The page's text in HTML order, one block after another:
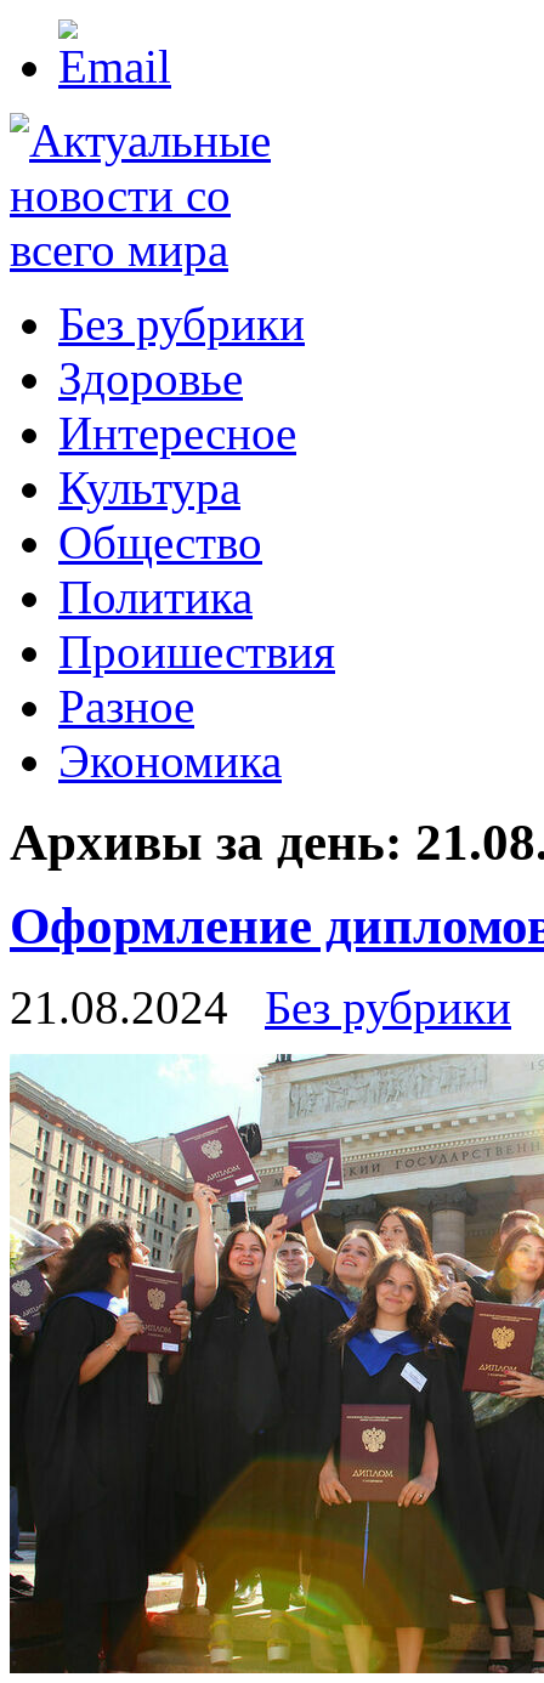
Без рубрики
Здоровье
Интересное
Культура
Общество
Политика
Проишествия
Разное
Экономика
Архивы за день:
Оформление
21.08.2024 Без рубрики